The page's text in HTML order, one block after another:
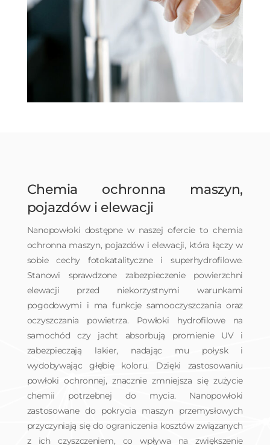
Chemia ochronna maszyn,
pojazdów i elewacji
Nanopowłoki dostępne w naszej ofercie to chemia
ochronna maszyn, pojazdów i elewacji, która łączy w
sobie cechy fotokatalityczne i superhydrofilowe.
Stanowi sprawdzone zabezpieczenie powierzchni
elewacji przed niekorzystnymi warunkami
pogodowymi i ma funkcje samooczyszczania oraz
oczyszczania powietrza. Powłoki hydrofilowe na
samochód czy jacht absorbują promienie UV i
zabezpieczają lakier, nadając mu połysk i
wydobywając głębię koloru. Dzięki zastosowaniu
powłoki ochronnej, znacznie zmniejsza się zużycie
chemii potrzebnej do mycia. Nanopowłoki
zastosowane do pokrycia maszyn przemysłowych
przyczyniają się do ograniczenia kosztów związanych
z ich czyszczeniem, co wpływa na zwiększenie